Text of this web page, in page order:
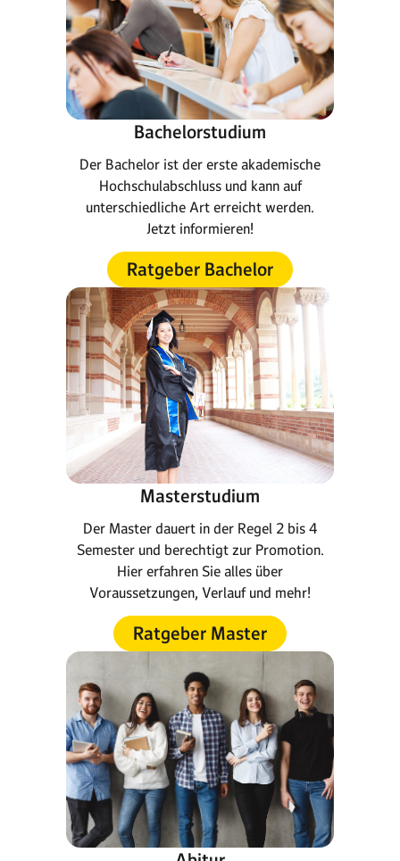
Bachelorstudium
Der Bachelor ist der erste akademische
Hochschulabschluss und kann auf
unterschiedliche Art erreicht werden.
Jetzt informieren!
Ratgeber Bachelor
Masterstudium
Der Master dauert in der Regel 2 bis 4
Semester und berechtigt zur Promotion.
Hier erfahren Sie alles über
Voraussetzungen, Verlauf und mehr!
Ratgeber Master